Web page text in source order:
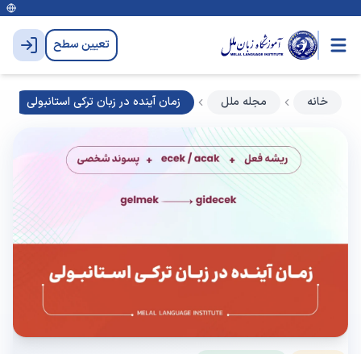
تعیین سطح
خانه مجله ملل زمان آینده در زبان ترکی استانبولی